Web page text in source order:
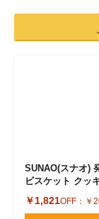
SUNAO(スナオ)
ビスケット クッ
￥1,821OFF： ￥